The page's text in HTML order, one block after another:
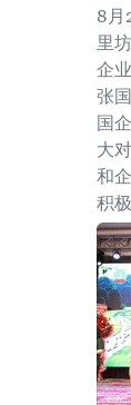
8月
里
企
张
国
大
和
积